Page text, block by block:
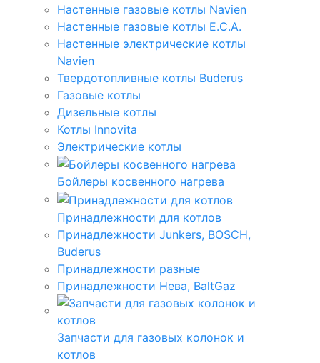
Настенные газовые котлы Navien
Настенные газовые котлы E.C.A.
Настенные электрические котлы
Navien
Твердотопливные котлы Buderus
Газовые котлы
Дизельные котлы
Котлы Innovita
Электрические котлы
Бойлеры косвенного нагрева
Принадлежности для котлов
Принадлежности Junkers, BOSCH,
Buderus
Принадлежности разные
Принадлежности Нева, BaltGaz
Запчасти для газовых колонок и
котлов